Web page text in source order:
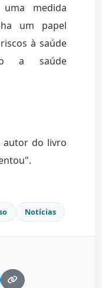
medida
um papel
à saúde
a saúde
autor do livro
Notícias